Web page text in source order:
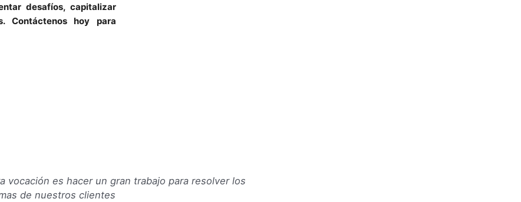
desafíos, capitalizar
Contáctenos hoy para
vocación es hacer un gran trabajo para resolver los
de nuestros clientes